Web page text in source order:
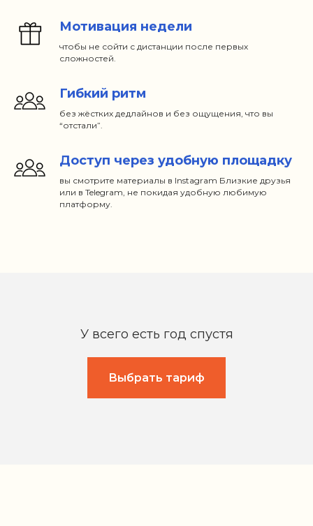
Мотивация недели
чтобы не сойти с дистанции после первых
сложностей.
Гибкий ритм
без жёстких дедлайнов и без ощущения, что вы
“отстали”.
Доступ через удобную площадку
вы смотрите материалы в Instagram Близкие друзья
или в Telegram, не покидая удобную любимую
платформу.
У всего есть год спустя
Выбрать тариф